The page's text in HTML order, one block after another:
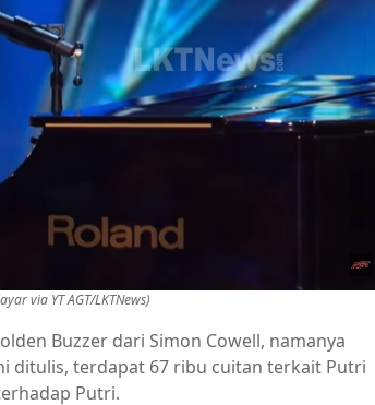
via YT AGT/LKTNews)
Buzzer dari Simon Cowell, namanya
ditulis, terdapat 67 ribu cuitan terkait Putri
Putri.